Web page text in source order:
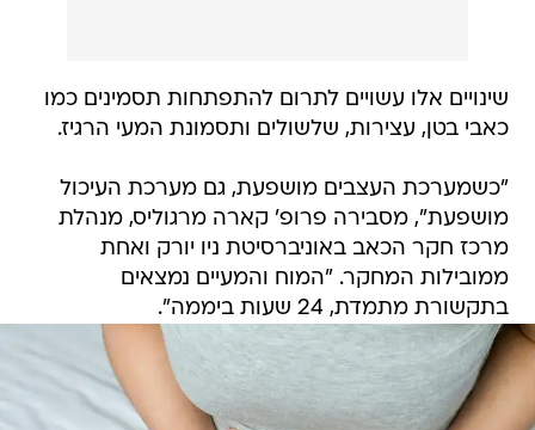
שינויים אלו עשויים לתרום להתפתחות תסמינים כמו
כאבי בטן, עצירות, שלשולים ותסמונת המעי הרגיז.
"כשמערכת העצבים מושפעת, גם מערכת העיכול
מושפעת", מסבירה פרופ' קארה מרגוליס, מנהלת
מרכז חקר הכאב באוניברסיטת ניו יורק ואחת
ממובילות המחקר. "המוח והמעיים נמצאים
בתקשורת מתמדת, 24 שעות ביממה".